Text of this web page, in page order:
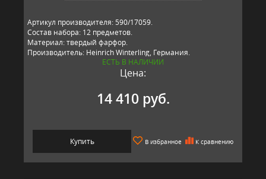
Артикул производителя: 590/17059.
Состав набора: 12 предметов.
Материал: твердый фарфор.
Производитель: Heinrich Winterling, Германия.
ЕСТЬ В НАЛИЧИИ
Цена:
14 410 руб.
Купить В избранное К сравнению